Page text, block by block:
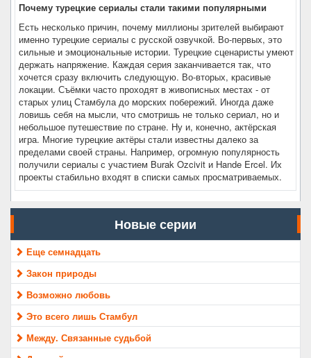
Почему турецкие сериалы стали такими популярными
Есть несколько причин, почему миллионы зрителей выбирают
именно турецкие сериалы с русской озвучкой. Во-первых, это
сильные и эмоциональные истории. Турецкие сценаристы умеют
держать напряжение. Каждая серия заканчивается так, что
хочется сразу включить следующую. Во-вторых, красивые
локации. Съёмки часто проходят в живописных местах - от
старых улиц Стамбула до морских побережий. Иногда даже
ловишь себя на мысли, что смотришь не только сериал, но и
небольшое путешествие по стране. Ну и, конечно, актёрская
игра. Многие турецкие актёры стали известны далеко за
пределами своей страны. Например, огромную популярность
получили сериалы с участием Burak Ozcivit и Hande Ercel. Их
проекты стабильно входят в списки самых просматриваемых.
Новые серии
Еще семнадцать
Закон природы
Возможно любовь
Это всего лишь Стамбул
Между. Связанные судьбой